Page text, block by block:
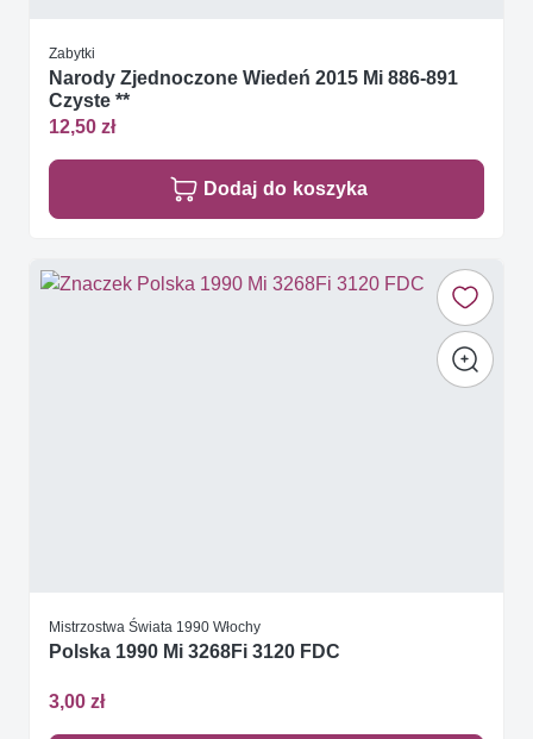
Zabytki
Narody Zjednoczone Wiedeń 2015 Mi 886-891
Czyste **
12,50 zł
Dodaj do koszyka
Mistrzostwa Świata 1990 Włochy
Polska 1990 Mi 3268Fi 3120 FDC
3,00 zł